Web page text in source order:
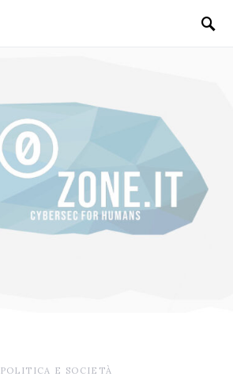
POLITICA E SOCIETÀ